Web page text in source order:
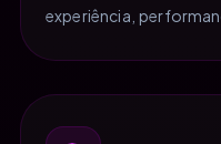
experiência,